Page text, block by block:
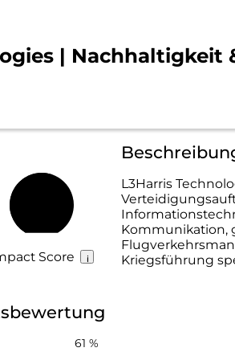
| Nachhaltigkeit
Score
L3Harris
Kommunikation,
Kriegsführung
61 %